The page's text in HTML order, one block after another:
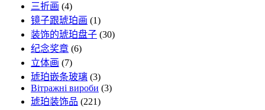
三折画 (4)
镜子跟琥珀画 (1)
装饰的琥珀盘子 (30)
纪念奖章 (6)
立体画 (7)
琥珀嵌条玻璃 (3)
Вітражні вироби (3)
琥珀装饰品 (221)